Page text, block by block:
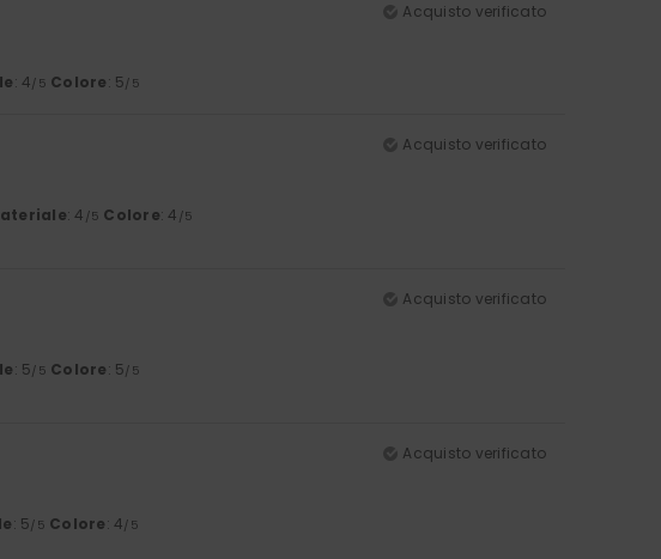
Acquisto verificato
: 4/5 Colore: 5/5
Acquisto verificato
: 4 /5 Colore: 4 /5
Acquisto verificato
: 5/5 Colore: 5/5
Acquisto verificato
: 5/5 Colore: 4/5